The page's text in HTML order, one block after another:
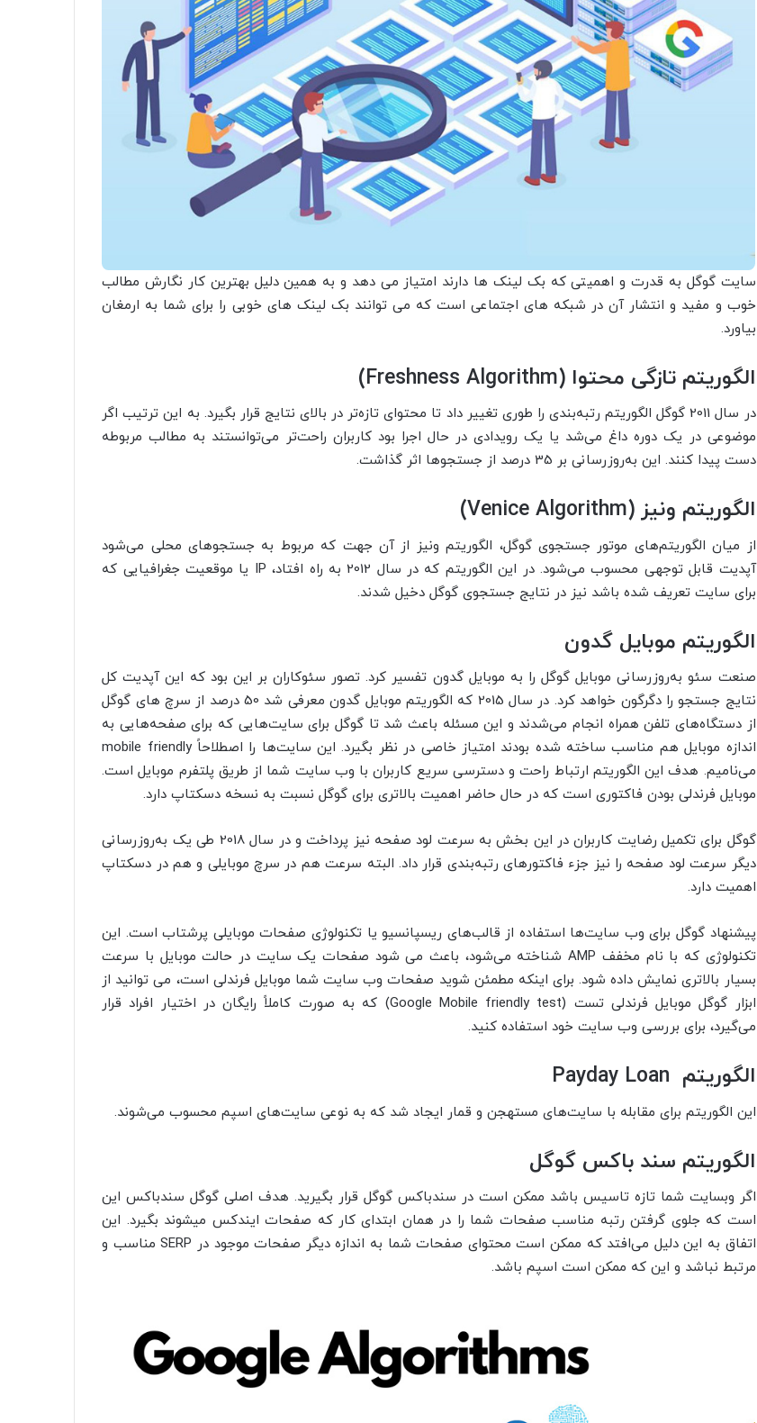
سایت گوگل به قدرت و اهمیتی که بک لینک ها دارند امتیاز می دهد و به همین دلیل بهترین کار نگارش مطالب
خوب و مفید و انتشار آن در شبکه های اجتماعی است که می توانند بک لینک های خوبی را برای شما به ارمغان
بیاورد.
الگوریتم تازگی محتوا (Freshness Algorithm)
در سال 2011 گوگل الگوریتم رتبه‌بندی را طوری تغییر داد تا محتوای تازه‌تر در بالای نتایج قرار بگیرد. به این ترتیب اگر
موضوعی در یک دوره داغ می‌شد یا یک رویدادی در حال اجرا بود کاربران راحت‌تر می‌توانستند به مطالب مربوطه
دست پیدا کنند. این به‌روزرسانی بر 35 درصد از جستجوها اثر گذاشت.
الگوریتم ونیز (Venice Algorithm)
از میان الگوریتم‌های موتور جستجوی گوگل، الگوریتم ونیز از آن جهت که مربوط به جستجوهای محلی می‌شود
آپدیت قابل توجهی محسوب می‌شود. در این الگوریتم که در سال 2012 به راه افتاد، IP یا موقعیت جغرافیایی که
برای سایت تعریف شده باشد نیز در نتایج جستجوی گوگل دخیل شدند.
الگوریتم موبایل گدون
صنعت سئو به‌روزرسانی موبایل گوگل را به موبایل گدون تفسیر کرد. تصور سئوکاران بر این بود که این آپدیت کل
نتایج جستجو را دگرگون خواهد کرد. در سال 2015 که الگوریتم موبایل گدون معرفی شد 50 درصد از سرچ های گوگل
از دستگاه‌های تلفن همراه انجام می‌شدند و این مسئله باعث شد تا گوگل برای سایت‌هایی که برای صفحه‌هایی به
اندازه موبایل هم مناسب ساخته شده بودند امتیاز خاصی در نظر بگیرد. این سایت‌ها را اصطلاحاً mobile friendly
می‌نامیم. هدف این الگوریتم ارتباط راحت و دسترسی سریع کاربران با وب سایت شما از طریق پلتفرم موبایل است.
موبایل فرندلی بودن فاکتوری است که در حال حاضر اهمیت بالاتری برای گوگل نسبت به نسخه دسکتاپ دارد.
گوگل برای تکمیل رضایت کاربران در این بخش به سرعت لود صفحه نیز پرداخت و در سال 2018 طی یک به‌روزرسانی
دیگر سرعت لود صفحه را نیز جزء فاکتورهای رتبه‌بندی قرار داد. البته سرعت هم در سرچ موبایلی و هم در دسکتاپ
اهمیت دارد.
پیشنهاد گوگل برای وب سایت‌ها استفاده از قالب‌های ریسپانسیو یا تکنولوژی صفحات موبایلی پرشتاب است. این
تکنولوژی که با نام مخفف AMP شناخته می‌شود، باعث می شود صفحات یک سایت در حالت موبایل با سرعت
بسیار بالاتری نمایش داده شود. برای اینکه مطمئن شوید صفحات وب سایت شما موبایل فرندلی است، می توانید از
ابزار گوگل موبایل فرندلی تست (Google Mobile friendly test) که به صورت کاملاً رایگان در اختیار افراد قرار
می‌گیرد، برای بررسی وب سایت خود استفاده کنید.
الگوریتم Payday Loan
این الگوریتم برای مقابله با سایت‌های مستهجن و قمار ایجاد شد که به نوعی سایت‌های اسپم محسوب می‌شوند.
الگوریتم سند باکس گوگل
اگر وبسایت شما تازه تاسیس باشد ممکن است در سندباکس گوگل قرار بگیرید. هدف اصلی گوگل سندباکس این
است که جلوی گرفتن رتبه مناسب صفحات شما را در همان ابتدای کار که صفحات ایندکس میشوند بگیرد. این
اتفاق به این دلیل می‌افتد که ممکن است محتوای صفحات شما به اندازه دیگر صفحات موجود در SERP مناسب و
مرتبط نباشد و این که ممکن است اسپم باشد.